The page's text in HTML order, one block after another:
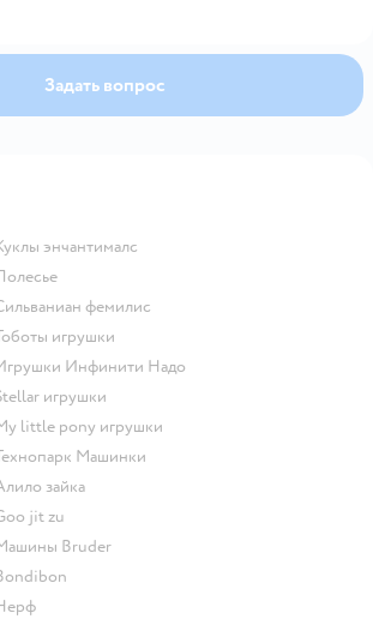
Задать вопрос
Куклы энчантималс
Полесье
Сильваниан фемилис
Тоботы игрушки
Игрушки Инфинити Надо
Stellar игрушки
my little pony игрушки
Технопарк Машинки
Алило зайка
Goo jit zu
Машины Bruder
Bondibon
Нерф